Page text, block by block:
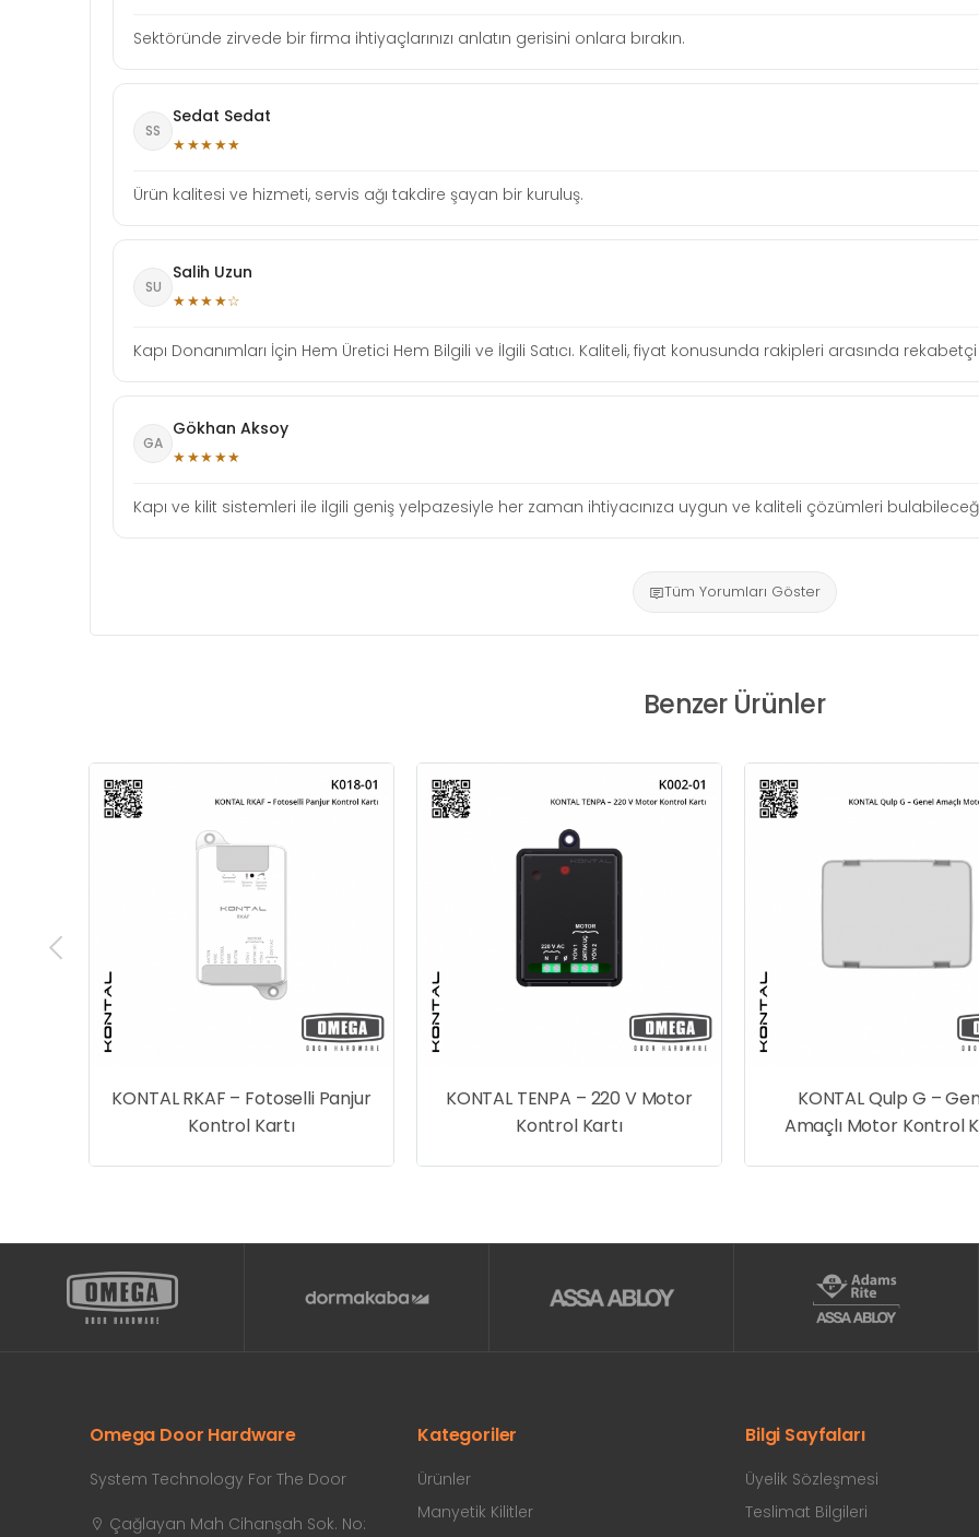
Sektöründe zirvede bir firma ihtiyaçlarınızı anlatın gerisini onlara bırakın.
SS
Sedat Sedat
★★★★★
Ürün kalitesi ve hizmeti, servis ağı takdire şayan bir kuruluş.
SU
Salih Uzun
★★★★☆
Kapı Donanımları İçin Hem Üretici Hem Bilgili ve İlgili Satıcı. Kaliteli, fiyat konusunda rakipleri arasında
GA
Gökhan Aksoy
★★★★★
Kapı ve kilit sistemleri ile ilgili geniş yelpazesiyle her zaman ihtiyacınıza uygun ve kaliteli çözümleri
Tüm Yorumları Göster
Benzer Ürünler
KONTAL RKAF – Fotoselli Panjur
Kontrol Kartı
KONTAL TENPA – 220 V Motor
Kontrol Kartı
KONTAL Qulp G –
Amaçlı Motor Kontrol
Omega Door Hardware
System Technology For The Door
Çağlayan Mah Cihanşah Sok. No:
Kategoriler
Ürünler
Manyetik Kilitler
Bilgi Sayfaları
Üyelik Sözleşmesi
Teslimat Bilgileri